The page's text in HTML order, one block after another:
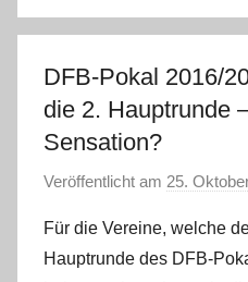
DFB-Pokal 2016/
die 2. Hauptrunde
Sensation?
Veröffentlicht am 25.
Für die Vereine, welche
Hauptrunde des DFB-